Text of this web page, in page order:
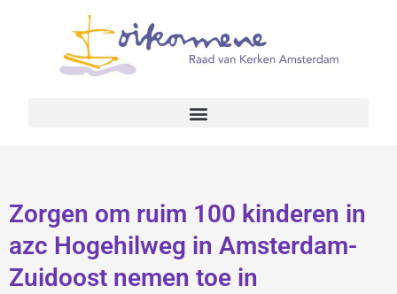
Zorgen om ruim 100 kinderen in
azc Hogehilweg in Amsterdam-
Zuidoost nemen toe in